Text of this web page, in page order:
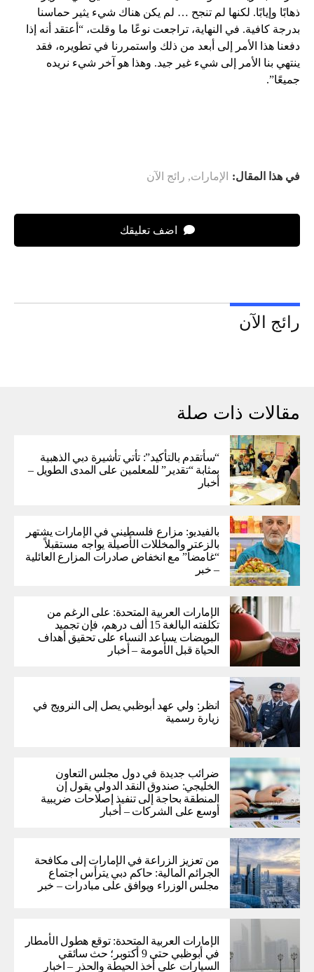
ذهابًا وإيابًا. لكنها لم تنجح … لم يكن هناك شيء يثير حماسنا
بدرجة كافية. في النهاية، تراجعت نوعًا ما وقلت، “أعتقد أنه إذا
دفعنا هذا الأمر إلى أبعد من ذلك واستمررنا في تطويره، فقد
ينتهي بنا الأمر إلى شيء غير جيد. وهذا هو آخر شيء نريده
جميعًا”.
في هذا المقال: الإمارات, رائج الآن
اضف تعليقك
رائج الآن
مقالات ذات صلة
“سأتقدم بالتأكيد”: تأتي تأشيرة دبي الذهبية
بمثابة “تقدير” للمعلمين على المدى الطويل –
أخبار
بالفيديو: مزارع فلسطيني في الإمارات يشتهر
بالزعتر والمخللات الأصيلة يواجه مستقبلاً
“غامضاً” ​​مع انخفاض صادرات المزارع العائلية
– خبر
الإمارات العربية المتحدة: على الرغم من
تكلفته البالغة 15 ألف درهم، فإن تجميد
البويضات يساعد النساء على تحقيق أهداف
الحياة قبل الأمومة – أخبار
انظر: ولي عهد أبوظبي يصل إلى النرويج في
زيارة رسمية
ضرائب جديدة في دول مجلس التعاون
الخليجي: صندوق النقد الدولي يقول إن
المنطقة بحاجة إلى تنفيذ إصلاحات ضريبية
أوسع على الشركات – أخبار
من تعزيز الزراعة في الإمارات إلى مكافحة
الجرائم المالية: حاكم دبي يترأس اجتماع
مجلس الوزراء ويوافق على مبادرات – خبر
الإمارات العربية المتحدة: توقع هطول الأمطار
في أبوظبي حتى 9 أكتوبر؛ حث سائقي
السيارات على أخذ الحيطة والحذر – اخبار